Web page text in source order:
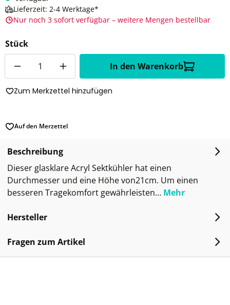
Lieferzeit: 2-4 Werktage*
Nur noch 3 sofort verfügbar – weitere Mengen bestellbar
Stück
In den Warenkorb
Zum Merkzettel hinzufügen
Auf den Merzettel
Beschreibung
Dieser glasklare Acryl Sektkühler hat einen
Durchmesser und eine Höhe von21cm. Um einen
besseren Tragekomfort gewährleisten… Mehr
Hersteller
Fragen zum Artikel